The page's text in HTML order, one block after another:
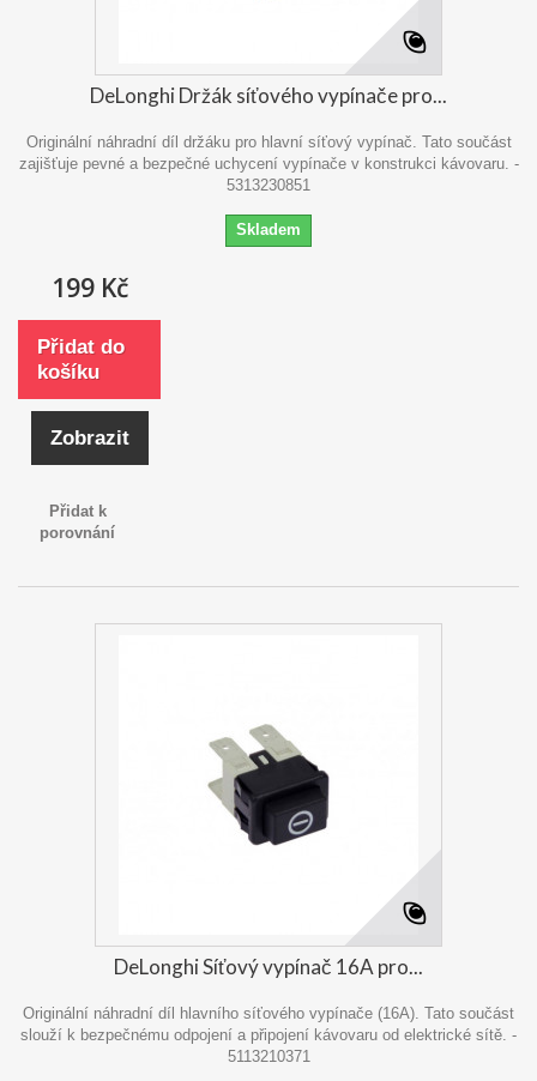
DeLonghi Držák síťového vypínače pro...
Originální náhradní díl držáku pro hlavní síťový vypínač. Tato součást
zajišťuje pevné a bezpečné uchycení vypínače v konstrukci kávovaru. -
5313230851
Skladem
199 Kč
Přidat do
košíku
Zobrazit
Přidat k
porovnání
DeLonghi Síťový vypínač 16A pro...
Originální náhradní díl hlavního síťového vypínače (16A). Tato součást
slouží k bezpečnému odpojení a připojení kávovaru od elektrické sítě. -
5113210371